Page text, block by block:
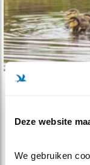
Deze website
We gebruiken
voor ze